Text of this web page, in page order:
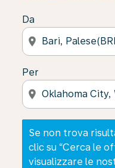
Da
location_on
Per
location_on
Se non trova
clic su “Cerca le
visualizzare le